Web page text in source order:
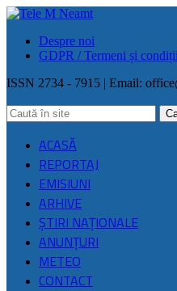
Despre noi
GDPR / Termeni și condiții
ISSN 2734 - 7915 | Email:
ACASĂ
REPORTAJ
EMISIUNI
ARHIVE
ŞTIRI NAŢIONALE
ANUNȚURI
METEO
CONTACT